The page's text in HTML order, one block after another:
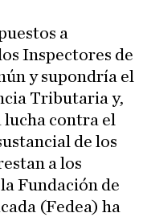
a
Inspectores de
y supondría el
Tributaria y,
contra el
de los
a los
Fundación de
(Fedea) ha